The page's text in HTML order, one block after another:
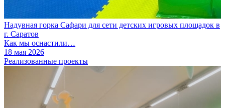
Надувная горка Сафари для сети детских игровых площадок в
г. Саратов
Как мы оснастили…
18 мая 2026
Реализованные проекты